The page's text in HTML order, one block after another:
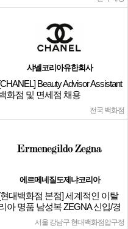
샤넬코리아유한회사
Beauty Advisor Assistant
화점 및 면세점 채용
전국 백화점
에르메네질도제냐코리아
대백화점 본점] 세계적인 이탈
아 명품 남성복 ZEGNA 신입/경
서울 강남구 현대백화점압구정